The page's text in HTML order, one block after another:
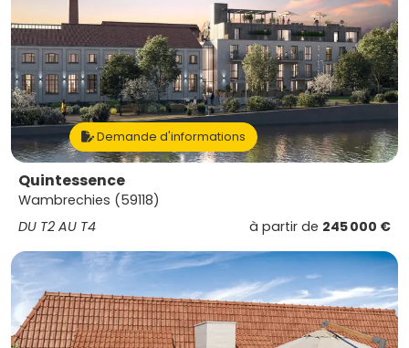
Demande d'informations
Quintessence
Wambrechies (59118)
DU T2 AU T4
à partir de 245 000 €